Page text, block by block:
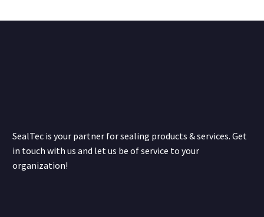
SealTec is your partner for sealing products & services. Get
in touch with us and let us be of service to your
organization!